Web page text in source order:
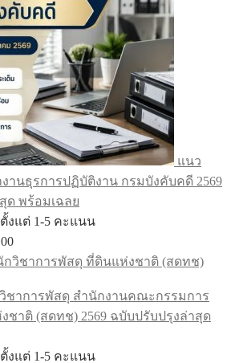
แนว
านธุรการปฏิบัติงาน กรมบังคับคดี 2569
ด พร้อมเฉลย
ตั้งแต่ 1-5 คะแนน
Price
฿395.00
฿605.00
ชาการพัสดุ สำนักงานคณะกรรมการ
ชาติ (สดทช) 2569 ฉบับปรับปรุงล่าสุด
ตั้งแต่ 1-5 คะแนน